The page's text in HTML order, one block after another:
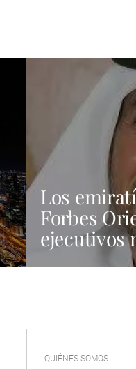
Los
Forbes
ejecutivos
QUIÉNES SOMOS